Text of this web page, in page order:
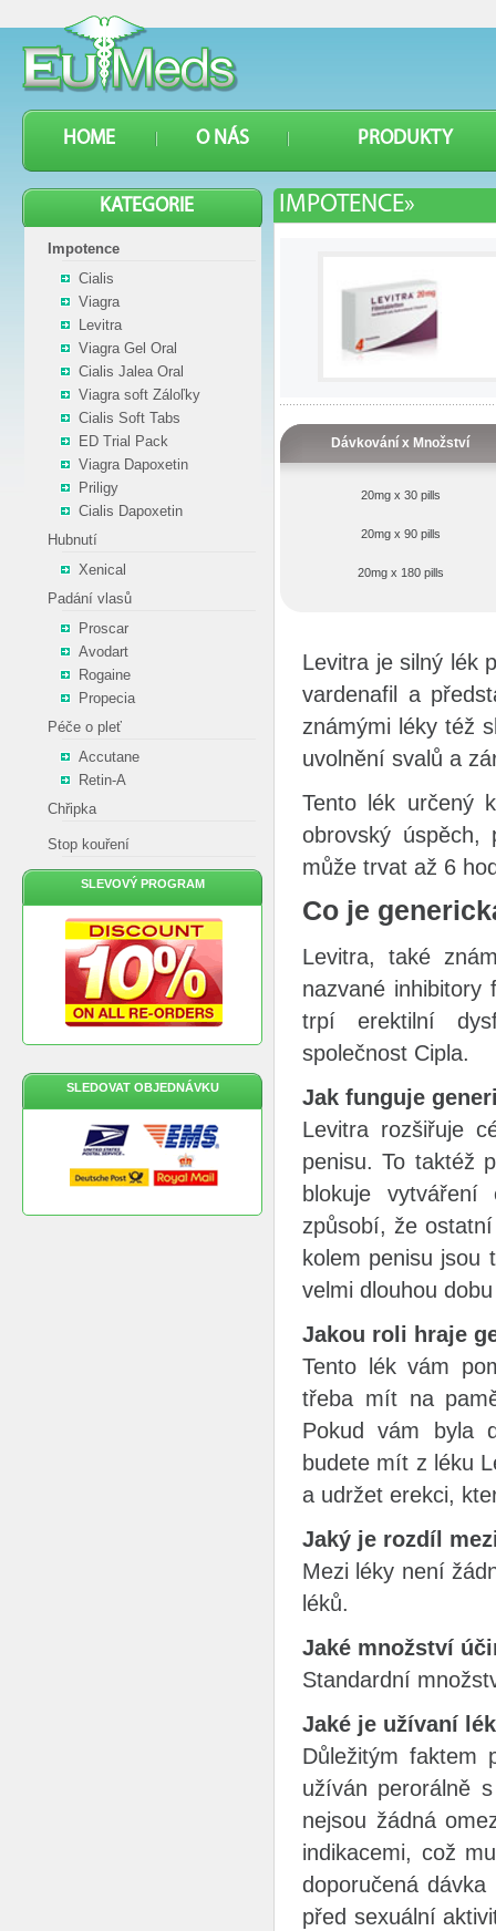
HOME O NÁS PRODUKTY
IMPOTENCE»
Dávkování x Množství
20mg x 30 pills
20mg x 90 pills
20mg x 180 pills
Levitra je silný lék
vardenafil a
známými léky též
uvolnění svalů a
Tento lék určený
obrovský
může trvat až 6
Co je
Levitra, také
nazvané
trpí erektilní
společnost Cipla.
Jak funguje
Levitra rozšiřuje
penisu. To taktéž
blokuje
způsobí, že
kolem penisu jsou
velmi dlouhou
Jakou roli hraje
Tento lék vám
třeba mít na
Pokud vám byla
budete mít z léku
a udržet erekci,
Jaký je rozdíl
Mezi léky není
léků.
Jaké množství
Standardní
Jaké je užívaní
Důležitým faktem
užíván perorálně
nejsou žádná
indikacemi, což
doporučená
před sexuální
KATEGORIE
Impotence
Cialis
Viagra
Levitra
Viagra Gel Oral
Cialis Jalea Oral
Viagra soft Záloľky
Cialis Soft Tabs
ED Trial Pack
Viagra Dapoxetin
Priligy
Cialis Dapoxetin
Hubnutí
Xenical
Padání vlasů
Proscar
Avodart
Rogaine
Propecia
Péče o pleť
Accutane
Retin-A
Chřipka
Stop kouření
SLEVOVÝ PROGRAM
SLEDOVAT OBJEDNÁVKU